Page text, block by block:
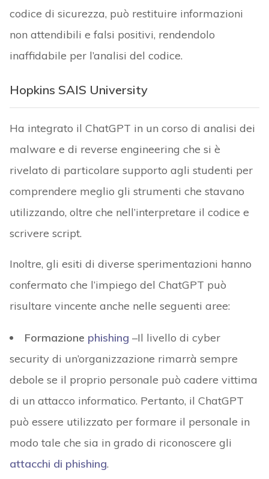
codice di sicurezza, può restituire informazioni
non attendibili e falsi positivi, rendendolo
inaffidabile per l’analisi del codice.
Hopkins SAIS University
Ha integrato il ChatGPT in un corso di analisi dei
malware e di reverse engineering che si è
rivelato di particolare supporto agli studenti per
comprendere meglio gli strumenti che stavano
utilizzando, oltre che nell’interpretare il codice e
scrivere script.
Inoltre, gli esiti di diverse sperimentazioni hanno
confermato che l’impiego del ChatGPT può
risultare vincente anche nelle seguenti aree:
Formazione phishing –Il livello di cyber
security di un’organizzazione rimarrà sempre
debole se il proprio personale può cadere vittima
di un attacco informatico. Pertanto, il ChatGPT
può essere utilizzato per formare il personale in
modo tale che sia in grado di riconoscere gli
attacchi di phishing.